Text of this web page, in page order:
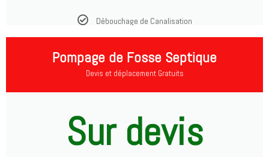
Débouchage de Canalisation
Pompage de Fosse Septique
Devis et déplacement Gratuits
Sur devis